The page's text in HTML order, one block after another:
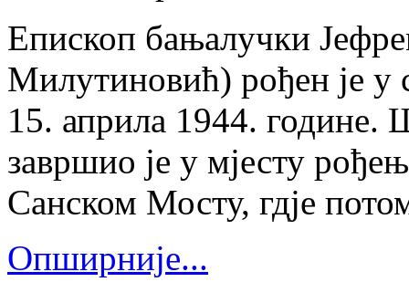
Епископ бањалучки
Милутиновић) рођен је у
15. априла 1944. године.
завршио је у мјесту
Санском Мосту, гдје
Опширније...